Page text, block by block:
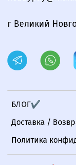
БЛОГ✔
Доставка /
Политика
г Великий